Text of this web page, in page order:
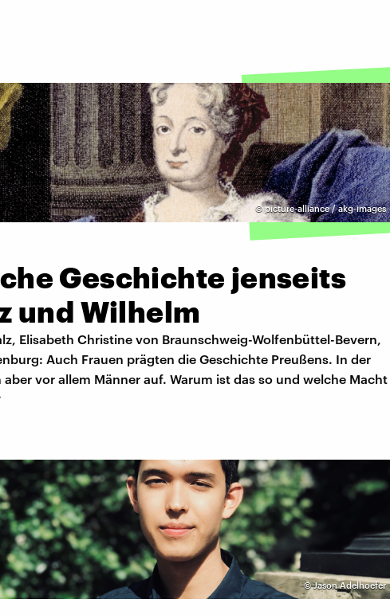
©picture-alliance / akg-images
Geschichte jenseits
und Wilhelm
Elisabeth Christine von Braunschweig-Wolfenbüttel-Bevern,
Auch Frauen prägten die Geschichte Preußens. In der
vor allem Männer auf. Warum ist das so und welche Macht
©Jason Adelhoefer